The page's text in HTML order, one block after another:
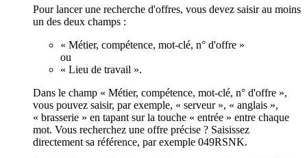
Pour lancer une recherche d'offres, vous devez saisir au moins
un des deux champs :
« Métier, compétence, mot-clé, n° d'offre »
ou
« Lieu de travail ».
Dans le champ « Métier, compétence, mot-clé, n° d'offre »,
vous pouvez saisir, par exemple, « serveur », « anglais »,
« brasserie » en tapant sur la touche « entrée » entre chaque
mot. Vous recherchez une offre précise ? Saisissez
directement sa référence, par exemple 049RSNK.